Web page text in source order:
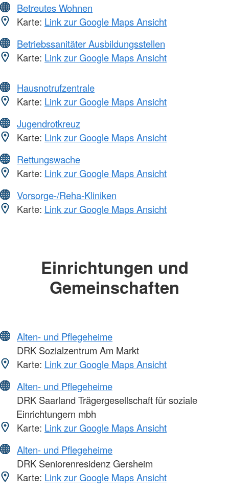
Betreutes Wohnen
Karte: Link zur Google Maps Ansicht
Betriebssanitäter Ausbildungsstellen
Karte: Link zur Google Maps Ansicht
Hausnotrufzentrale
Karte: Link zur Google Maps Ansicht
Jugendrotkreuz
Karte: Link zur Google Maps Ansicht
Rettungswache
Karte: Link zur Google Maps Ansicht
Vorsorge-/Reha-Kliniken
Karte: Link zur Google Maps Ansicht
Einrichtungen und
Gemeinschaften
Alten- und Pflegeheime
DRK Sozialzentrum Am Markt
Karte: Link zur Google Maps Ansicht
Alten- und Pflegeheime
DRK Saarland Trägergesellschaft für soziale
Einrichtungern mbh
Karte: Link zur Google Maps Ansicht
Alten- und Pflegeheime
DRK Seniorenresidenz Gersheim
Karte: Link zur Google Maps Ansicht